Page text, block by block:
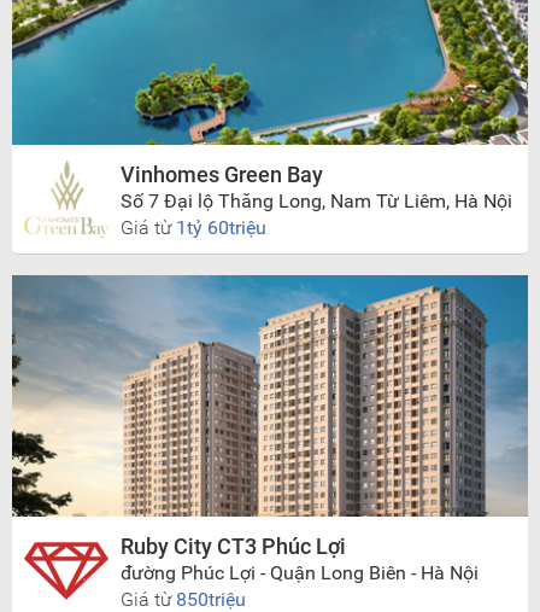
Vinhomes Green Bay
Số 7 Đại lộ Thăng Long, Nam Từ Liêm, Hà Nội
Giá từ 1tỷ 60triệu
Ruby City CT3 Phúc Lợi
đường Phúc Lợi - Quận Long Biên - Hà Nội
Giá từ 850triệu